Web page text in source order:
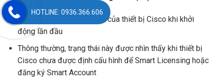
Đây là trạng thái mặc định của thiết bị Cisco khi khởi
động lần đầu
Thông thường, trạng thái này được nhìn thấy khi thiết bị
Cisco chưa được định cấu hình để Smart Licensing hoặc
đăng ký Smart Account
HOTLINE: 0936.366.606